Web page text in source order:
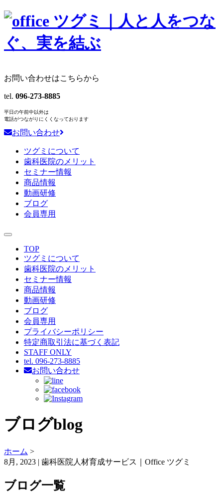
お問い合わせはこちらから
tel. 096-273-8885
平日の午前中以外は
電話がつながりにくくなっております
お問い合わせ
ツグミについて
歯科医院のメリット
セミナー情報
商品情報
動画研修
ブログ
会員専用
toggle
navigation
TOP
ツグミについて
歯科医院のメリット
セミナー情報
商品情報
動画研修
ブログ
会員専用
プライバシーポリシー
特定商取引法に基づく表記
STAFF ONLY
tel. 096-273-8885
お問い合わせ
ブログblog
ホーム >
8月, 2023 | 歯科医院人材育成サービス｜Office ツグミ
ブログ一覧